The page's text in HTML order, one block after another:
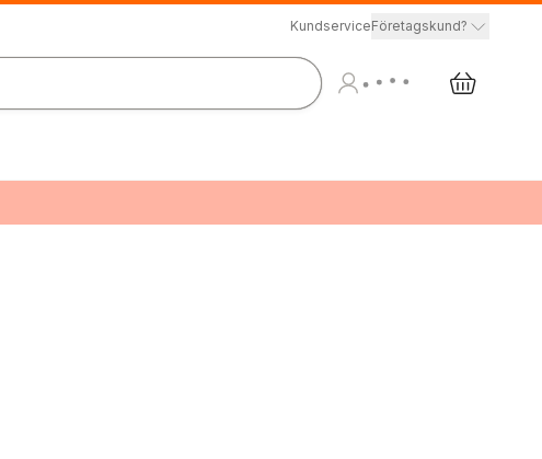
KundserviceFöretagskund?